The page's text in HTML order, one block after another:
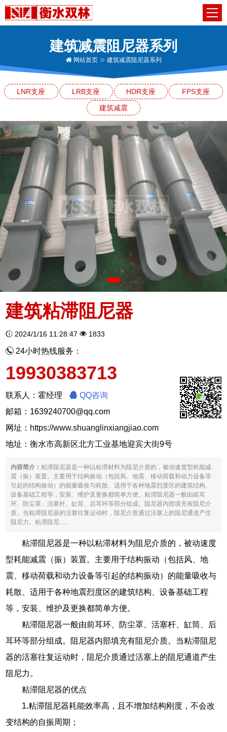
建筑减震阻尼器系列
网站首页 建筑减震阻尼器系列
LNR支座 LRB支座 HDR支座
FPS支座
建筑减震
建筑粘滞阻尼器
2024/1/16 11:28:47 1833
24小时热线服务：
19930383713
联系人：霍经理
QQ咨询
邮箱：1639240700@qq.com
网址： https://www.shuanglinxiangjiao.com
地址：衡水市高新区北方工业基地迎宾大街9号
内容简介： 粘滞阻尼器是一种以粘滞材料为阻尼介质的，被动速度型耗能减
震（振）装置。主要用于结构振动（包括风、地震、移动荷载和动力设备等
引起的结构振动）的能量吸收与耗散、适用于各种地震烈度区的建筑结构、
设备基础工程等，安装、维护及更换都简单方便。粘滞阻尼器一般由前耳
环、防尘罩、活塞杆、缸筒、后耳环等部分组成。阻尼器内部填充有阻尼介
质。当粘滞阻尼器的活塞往复运动时，阻尼介质通过活塞上的阻尼通道产生
阻尼力。粘滞阻尼......
粘滞阻尼器是一种以粘滞材料为阻尼介质的，被动速度
型耗能减震（振）装置。主要用于结构振动（包括风、地
震、移动荷载和动力设备等引起的结构振动）的能量吸收与
耗散、适用于各种地震烈度区的建筑结构、设备基础工程
等，安装、维护及更换都简单方便。
粘滞阻尼器一般由前耳环、防尘罩、活塞杆、缸筒、后
耳环等部分组成。阻尼器内部填充有阻尼介质。当粘滞阻尼
器的活塞往复运动时，阻尼介质通过活塞上的阻尼通道产生
阻尼力。
粘滞阻尼器的优点
1.粘滞阻尼器耗能效率高，且不增加结构刚度，不会改
变结构的自振周期；